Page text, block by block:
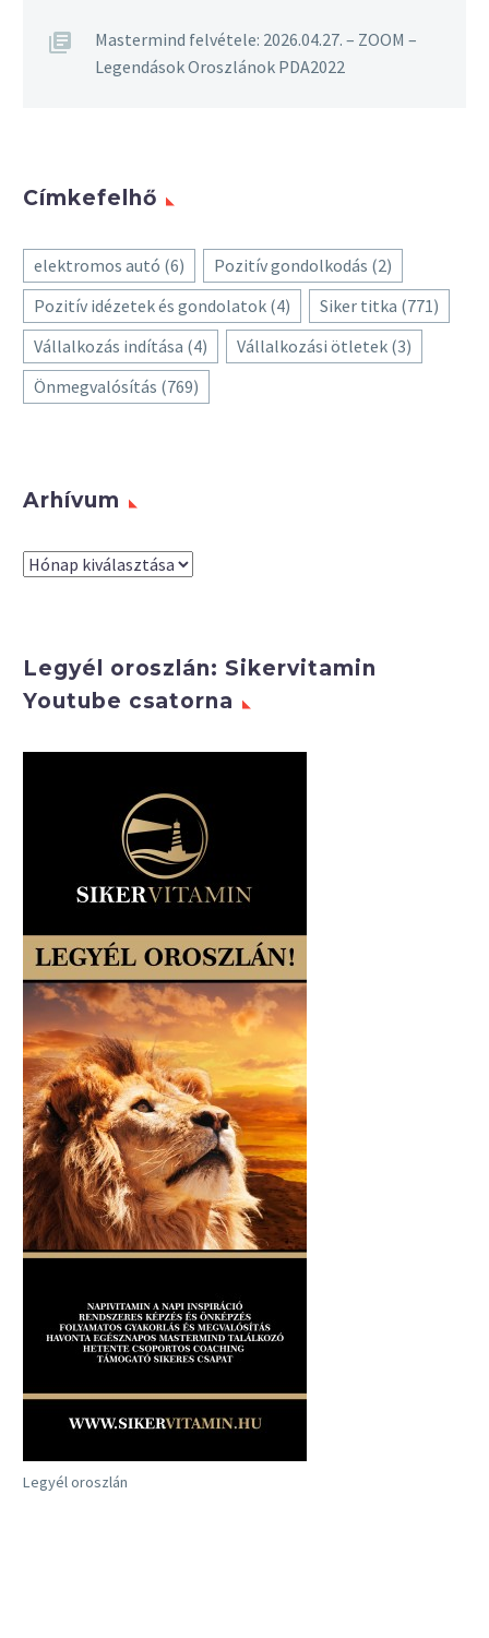
Mastermind felvétele: 2026.04.27. – ZOOM –
Legendások Oroszlánok PDA2022
Címkefelhő
elektromos autó (6) Pozitív gondolkodás (2)
Pozitív idézetek és gondolatok (4) Siker titka (771)
Vállalkozás indítása (4) Vállalkozási ötletek (3)
Önmegvalósítás (769)
Arhívum
Arhívum
Legyél oroszlán: Sikervitamin
Youtube csatorna
Legyél oroszlán